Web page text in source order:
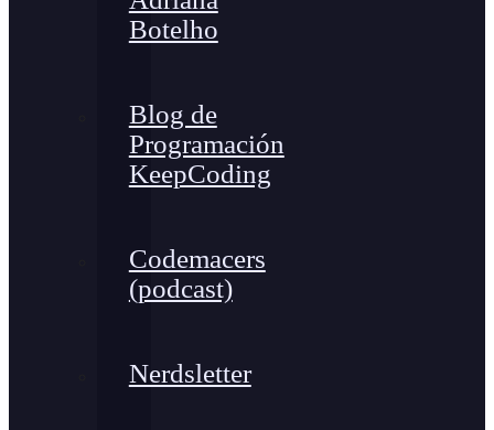
Botelho
Blog de
Programación
KeepCoding
Codemacers
(podcast)
Nerdsletter